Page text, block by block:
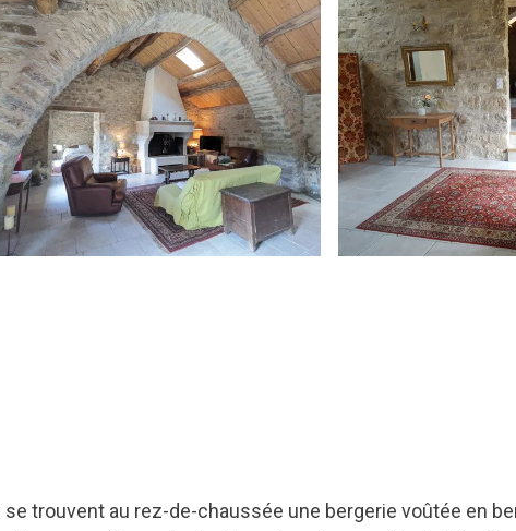
trouvent au rez-de-chaussée une bergerie voûtée en